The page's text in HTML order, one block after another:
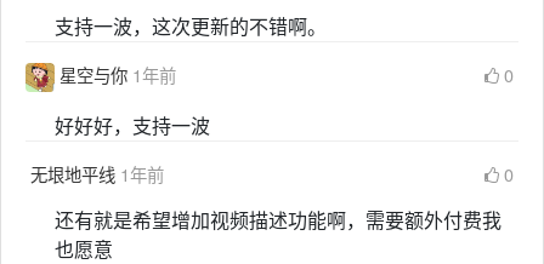
支持一波，这次更新的不错啊。
星空与你 1年前 0
好好好，支持一波
无垠地平线 1年前 0
还有就是希望增加视频描述功能啊，需要额外付费我
也愿意